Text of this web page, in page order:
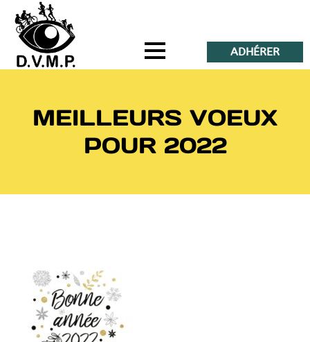
ADHÉRER
MEILLEURS VOEUX
POUR 2022